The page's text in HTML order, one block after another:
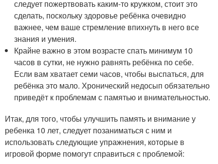
следует пожертвовать каким-то кружком, стоит это
сделать, поскольку здоровье ребёнка очевидно
важнее, чем ваше стремление впихнуть в него все
знания и умения.
Крайне важно в этом возрасте спать минимум 10
часов в сутки, не нужно равнять ребёнка по себе.
Если вам хватает семи часов, чтобы выспаться, для
ребёнка это мало. Хронический недосып обязательно
приведёт к проблемам с памятью и внимательностью.
Итак, для того, чтобы улучшить память и внимание у
ребенка 10 лет, следует позаниматься с ним и
использовать следующие упражнения, которые в
игровой форме помогут справиться с проблемой: